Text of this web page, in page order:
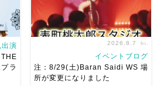
演
ラ
2026.8.7 fri.
イベントブログ
注：8/29(土)Baran Saidi WS 場
所が変更になりました